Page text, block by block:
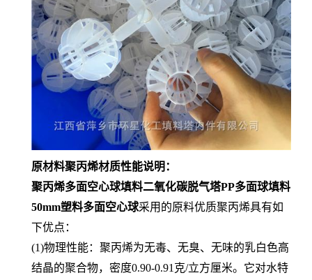
原材料聚丙烯材质性能说明：
聚丙烯多面空心球填料二氧化碳脱气塔PP多面球填料
50mm塑料多面空心球采用的原料优质聚丙烯具有如
下优点：
(1)物理性能：聚丙烯为无毒、无臭、无味的乳白色高
结晶的聚合物，密度0.90-0.91克/立方厘米。它对水特